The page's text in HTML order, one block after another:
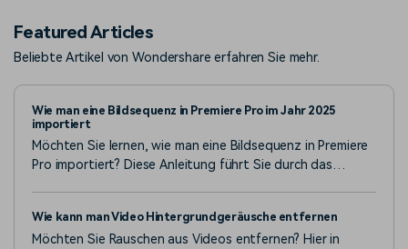
Featured Articles
Beliebte Artikel von Wondershare erfahren Sie mehr.
Wie man eine Bildsequenz in Premiere Pro im Jahr 2025
importiert
Möchten Sie lernen, wie man eine Bildsequenz in Premiere
Pro importiert? Diese Anleitung führt Sie durch das
Wie kann man Video Hintergrundgeräusche entfernen
Möchten Sie Rauschen aus Videos entfernen? Hier in